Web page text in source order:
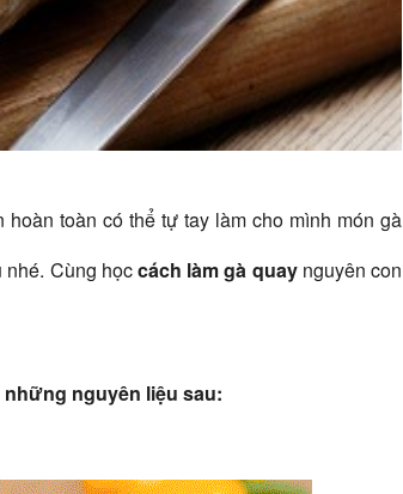
toàn có thể tự tay làm cho mình món gà
nhé. Cùng họccách làm gà quaynguyên con
nguyên liệu sau: